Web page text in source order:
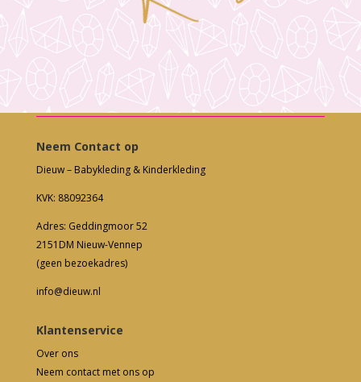
Neem Contact op
Dieuw – Babykleding & Kinderkleding
KVK: 88092364
Adres: Geddingmoor 52
2151DM Nieuw-Vennep
(geen bezoekadres)
info@dieuw.nl
Klantenservice
Over ons
Neem contact met ons op